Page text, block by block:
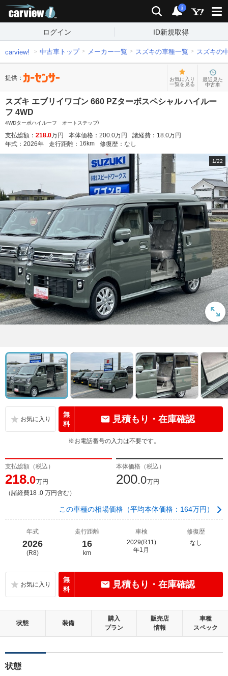
検索 通知
i
ログイン ID新規取得
carview! 中古車トップ メーカー一覧 スズキの車種一覧 スズキの
提供：
お気に入り
一覧を見る
最近見た
中古車
スズキ エブリイワゴン 660 PZターボスペシャル ハイルー
フ 4WD
4WDターボハイルーフ オートステップ/
支払総額： 218.0万円 本体価格： 200.0万円 諸経費： 18.0万円
年式： 2026年 走行距離： 16 km 修復歴： なし
1/22
無
料
見積もり・在庫確認
※お電話番号の入力は不要です。
支払総額（税込）
218.0万円
（諸経費18 .0 万円含む）
本体価格（税込）
200.0万円
この車種の相場価格（平均本体価格：164万円）
年式
2026
(R8)
走行距離
16
km
車検
2029(R11)
年1月
修復歴
なし
無
料
見積もり・在庫確認
状態 装備
購入
プラン
販売店
情報
車種
スペック
状態